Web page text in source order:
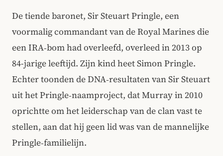
De tiende baronet, Sir Steuart Pringle, een
voormalig commandant van de Royal Marines die
een IRA‑bom had overleefd, overleed in 2013 op
84-jarige leeftijd. Zijn kind heet Simon Pringle.
Echter toonden de DNA‑resultaten van Sir Steuart
uit het Pringle‑naamproject, dat Murray in 2010
oprichtte om het leiderschap van de clan vast te
stellen, aan dat hij geen lid was van de mannelijke
Pringle‑familielijn.